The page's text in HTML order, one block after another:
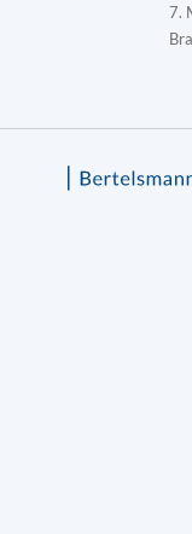
7.